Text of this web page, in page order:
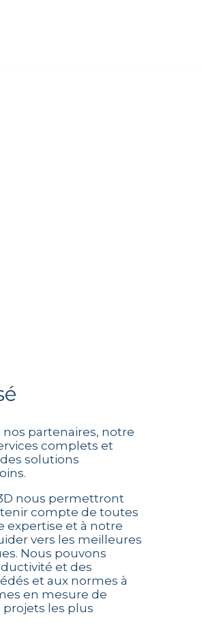
partenaires, notre
complets et
solutions
nous permettront
compte de toutes
expertise et à notre
vers les meilleures
Nous pouvons
et des
et aux normes à
en mesure de
les plus